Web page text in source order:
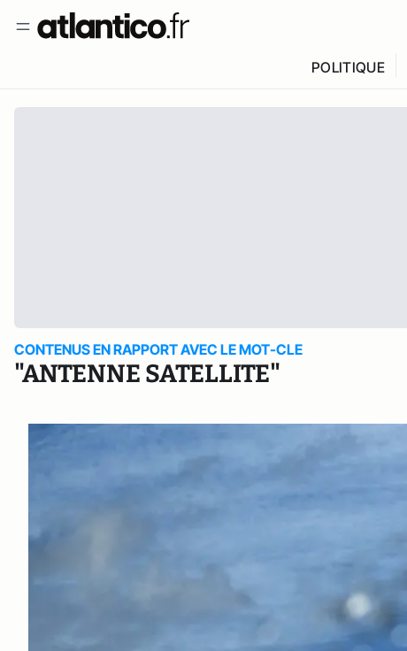
POLITIQUE
CONTENUS EN RAPPORT AVEC LE MOT-CLE
"ANTENNE SATELLITE"